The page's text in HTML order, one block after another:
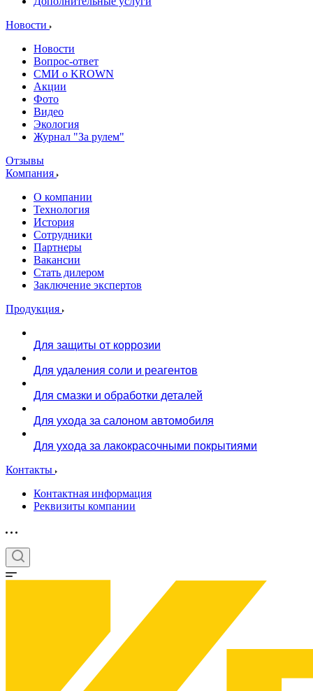
Новости
Новости
Вопрос-ответ
СМИ о KROWN
Акции
Фото
Видео
Экология
Журнал "За рулем"
Отзывы
Компания
О компании
Технология
История
Сотрудники
Партнеры
Вакансии
Стать дилером
Заключение экспертов
Продукция
Для защиты от коррозии
Для удаления соли и реагентов
Для смазки и обработки деталей
Для ухода за салоном автомобиля
Для ухода за лакокрасочными покрытиями
Контакты
Контактная информация
Реквизиты компании